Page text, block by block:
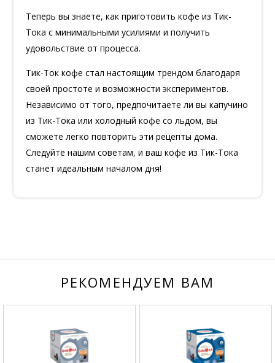
Теперь вы знаете, как приготовить кофе из Тик-
Тока с минимальными усилиями и получить
удовольствие от процесса.
Тик-Ток кофе стал настоящим трендом благодаря
своей простоте и возможности экспериментов.
Независимо от того, предпочитаете ли вы капучино
из Тик-Тока или холодный кофе со льдом, вы
сможете легко повторить эти рецепты дома.
Следуйте нашим советам, и ваш кофе из Тик-Тока
станет идеальным началом дня!
РЕКОМЕНДУЕМ ВАМ